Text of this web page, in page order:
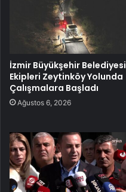
İzmir Büyükşehir Belediyesi
Ekipleri Zeytinköy Yolunda
Çalışmalara Başladı
Ağustos 6, 2026